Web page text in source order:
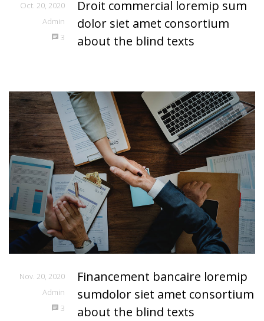
Oct. 20, 2020
Admin
3
Droit commercial loremip sum
dolor siet amet consortium
about the blind texts
Nov. 20, 2020
Admin
3
Financement bancaire loremip
sumdolor siet amet consortium
about the blind texts